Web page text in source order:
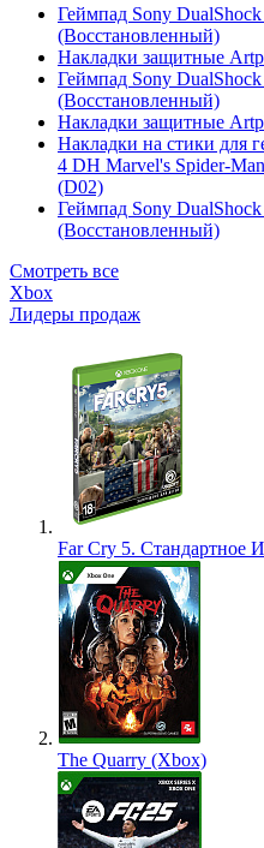
Геймпад Sony
(Восстановленный)
Накладки защитные
Геймпад Sony
(Восстановленный)
Накладки защитные
Накладки на стики для
4 DH Marvel's Spider-
(D02)
Геймпад Sony
(Восстановленный)
Смотреть все
Xbox
Лидеры продаж
Far Cry 5. Стандартное
The Quarry (Xbox)